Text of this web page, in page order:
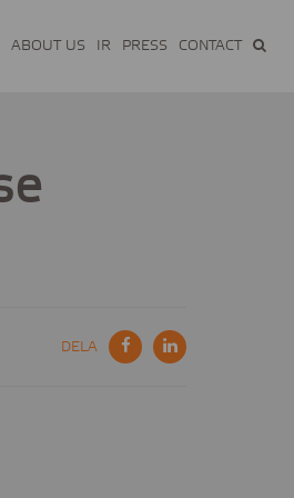
ABOUT US IR PRESS CONTACT
DELA